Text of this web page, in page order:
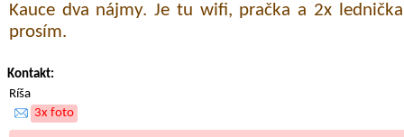
Kauce dva nájmy. Je tu wifi, pračka a 2x
prosím.
Kontakt:
Ríša
3x foto